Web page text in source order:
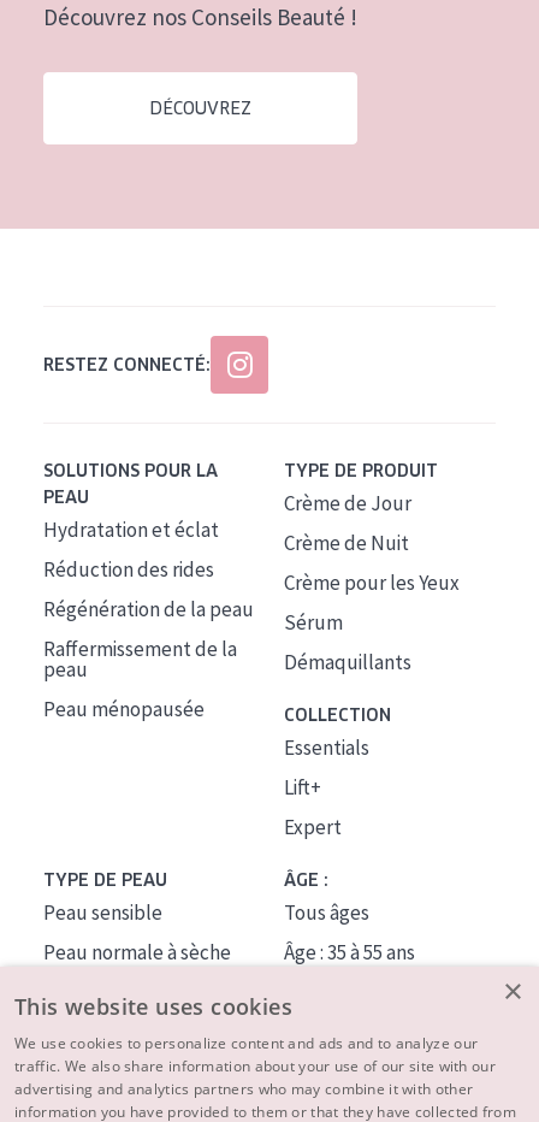
Découvrez nos Conseils Beauté !
DÉCOUVREZ
RESTEZ CONNECTÉ:
SOLUTIONS POUR LA
PEAU
Hydratation et éclat
Réduction des rides
Régénération de la peau
Raffermissement de la
peau
Peau ménopausée
TYPE DE PRODUIT
Crème de Jour
Crème de Nuit
Crème pour les Yeux
Sérum
Démaquillants
COLLECTION
Essentials
Lift+
Expert
TYPE DE PEAU
Peau sensible
Peau normale à sèche
Peau mixte ou grasse
Peau mature
Peau ménopausée
ÂGE :
Tous âges
Âge : 35 à 55 ans
×
This website uses cookies
We use cookies to personalize content and ads and to analyze our
traffic. We also share information about your use of our site with our
advertising and analytics partners who may combine it with other
information you have provided to them or that they have collected from